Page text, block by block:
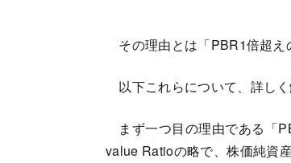
その理由とは「PBR1倍超え
以下これらについて、詳しく
まず一つ目の理由である「
value Ratioの略で、株価純資